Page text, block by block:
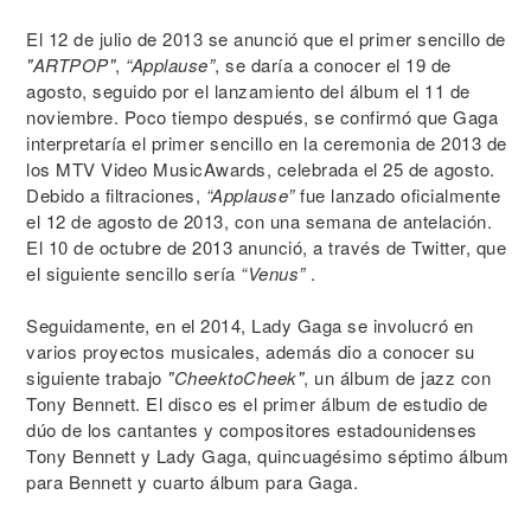
El 12 de julio de 2013 se anunció que el primer sencillo de
"ARTPOP", “Applause”, se daría a conocer el 19 de
agosto, seguido por el lanzamiento del álbum el 11 de
noviembre. Poco tiempo después, se confirmó que Gaga
interpretaría el primer sencillo en la ceremonia de 2013 de
los MTV Video MusicAwards, celebrada el 25 de agosto.
Debido a filtraciones, “Applause”fue lanzado oficialmente
el 12 de agosto de 2013, con una semana de antelación.
El 10 de octubre de 2013 anunció, a través de Twitter, que
el siguiente sencillo sería “Venus”.
Seguidamente, en el 2014, Lady Gaga se involucró en
varios proyectos musicales, además dio a conocer su
siguiente trabajo "CheektoCheek", un álbum de jazz con
Tony Bennett. El disco es el primer álbum de estudio de
dúo de los cantantes y compositores estadounidenses
Tony Bennett y Lady Gaga, quincuagésimo séptimo álbum
para Bennett y cuarto álbum para Gaga.